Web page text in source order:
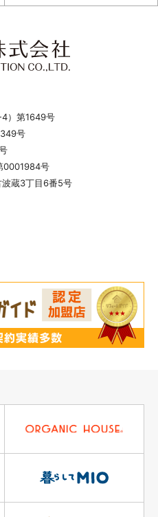
）第1649号
号
0001984号
蔵3丁目6番5号